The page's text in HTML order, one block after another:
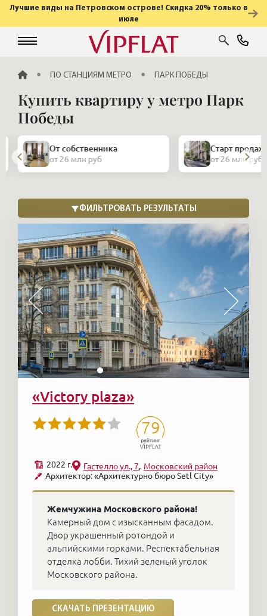
Лучшие виды на Петровском острове! Скидка 20% только в
июле
ГЛАВНАЯПО СТАНЦИЯМ МЕТРО ПАРК ПОБЕДЫ
Купить квартиру у метро Парк
Победы
От собственника
от 26 млн руб
Старт продаж
от 26 млн руб
«Victory plaza»
79
2022 г.
Архитектор: «Архитектурно бюро Setl City»
Гастелло ул., 7 Московский район
Жемчужина Московского района!
Камерный дом с изысканным фасадом.
Двор украшенный ротондой и
альпийскими горками. Респектабельная
отделка лобби. Тихий зеленый уголок
Московского района.
СКАЧАТЬ ПРЕЗЕНТАЦИЮ